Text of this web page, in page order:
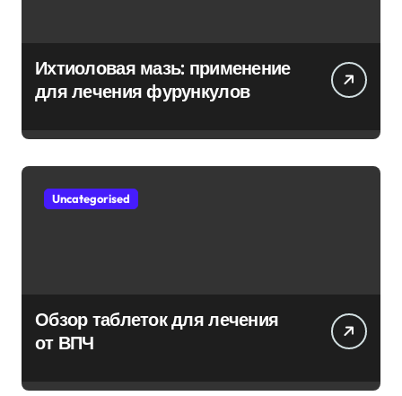
Ихтиоловая мазь: применение
для лечения фурункулов
Uncategorised
Обзор таблеток для лечения
от ВПЧ